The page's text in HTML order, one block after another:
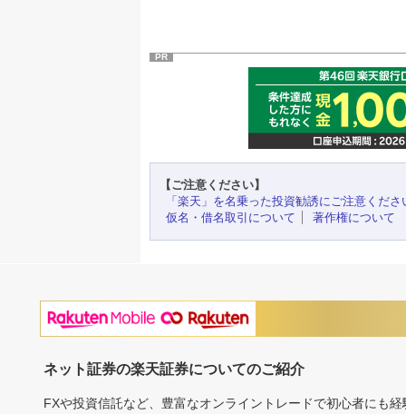
PR
【ご注意ください】
「楽天」を名乗った投資勧誘にご注意くださ
仮名・借名取引について
著作権について
ネット証券の楽天証券についてのご紹介
FXや投資信託など、豊富なオンライントレードで初心者にも